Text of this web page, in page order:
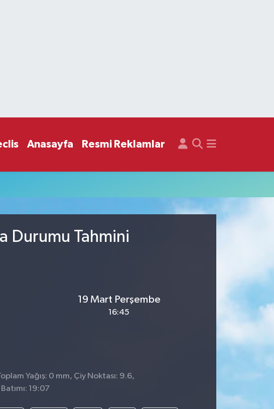
Anasayfa Resmi Reklamlar
Durumu Tahmini
19 Mart Perşembe
16:45
Yağış: 0 mm, Çiy Noktası: 9.6,
19:07